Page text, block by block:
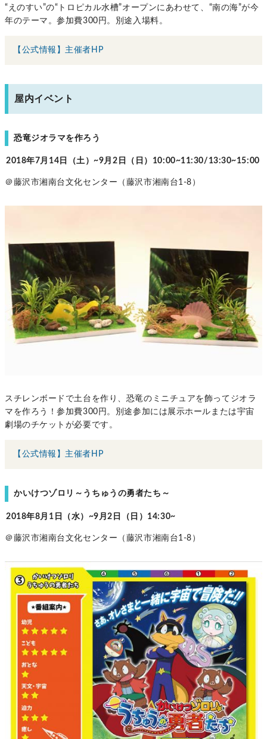
“えのすい”の“トロピカル水槽”オープンにあわせて、“南の海”が今
年のテーマ。参加費300円。別途入場料。
【公式情報】主催者HP
屋内イベント
恐竜ジオラマを作ろう
2018年7月14日（土）~9月2日（日）10:00~11:30/13:30~15:00
＠藤沢市湘南台文化センター（藤沢市湘南台1-8）
スチレンボードで土台を作り、恐竜のミニチュアを飾ってジオラ
マを作ろう！参加費300円。別途参加には展示ホールまたは宇宙
劇場のチケットが必要です。
【公式情報】主催者HP
かいけつゾロリ～うちゅうの勇者たち～
2018年8月1日（水）~9月2日（日）14:30~
＠藤沢市湘南台文化センター（藤沢市湘南台1-8）